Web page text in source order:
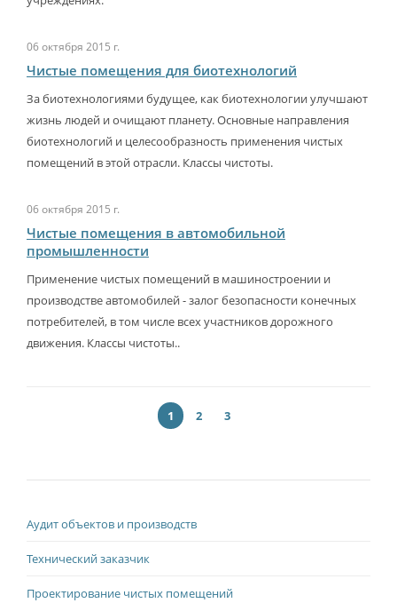
Аудит объектов и производств
Технический заказчик
Проектирование чистых помещений
06 октября 2015 г.
Чистые помещения для биотехнологий
За биотехнологиями будущее, как биотехнологии улучшают
жизнь людей и очищают планету. Основные направления
биотехнологий и целесообразность применения чистых
помещений в этой отрасли. Классы чистоты.
06 октября 2015 г.
Чистые помещения в автомобильной
промышленности
Применение чистых помещений в машиностроении и
производстве автомобилей - залог безопасности конечных
потребителей, в том числе всех участников дорожного
движения. Классы чистоты..
1 2 3